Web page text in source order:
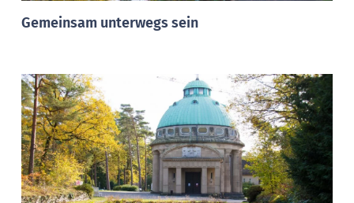
Gemeinsam unterwegs sein